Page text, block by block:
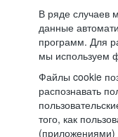
В ряде случаев
данные
программ. Для
мы используем
Файлы cookie
распознавать
того, как
(приложениями)